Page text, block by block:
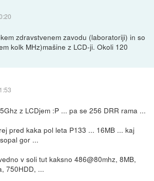
zdravstvenem zavodu (laboratoriji) in so
kolk MHz)mašine z LCD-ji. Okoli 120
z LCDjem :P ... pa se 256 DRR rama ...
pred kaka pol leta P133 ... 16MB ... kaj
gor ...
v soli tut kaksno 486@80mhz, 8MB,
750HDD, ...